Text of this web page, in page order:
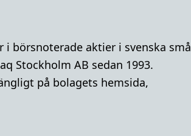
börsnoterade aktier i svenska små
Stockholm AB sedan 1993.
på bolagets hemsida,